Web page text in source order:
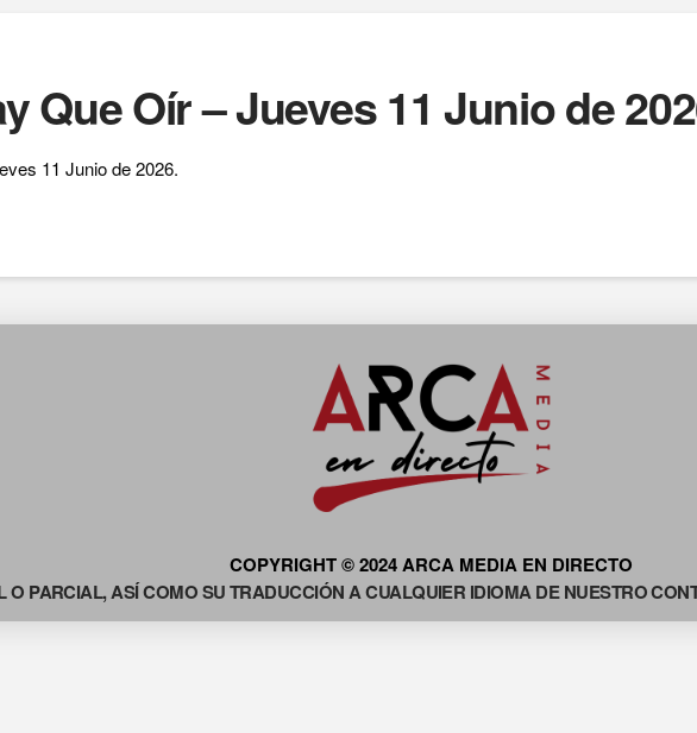
Que Oír – Jueves 11 Junio de
11 Junio de 2026.
COPYRIGHT © 2024 ARCA MEDIA EN DIRECTO
PARCIAL, ASÍ COMO SU TRADUCCIÓN A CUALQUIER IDIOMA DE NUESTRO